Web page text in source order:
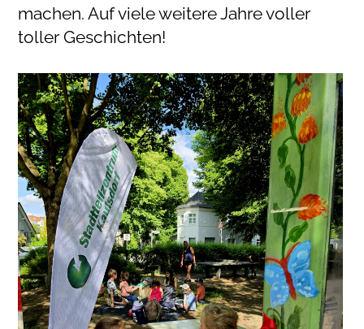
machen. Auf viele weitere Jahre voller
toller Geschichten!